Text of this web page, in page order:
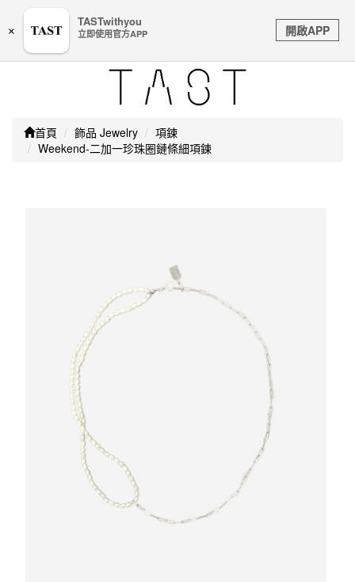
銀行帳戶或信用卡等個人資訊，如接到請立即掛斷或撥打
Toggle
navigation
首頁 飾品 Jewelry
項鍊
Weekend-二加一珍珠圈鏈條細項鍊
×
TASTwithyou
立即使用官方APP 開啟APP